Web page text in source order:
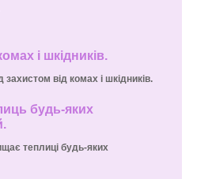
і шкідників.
від комах і шкідників.
будь-яких
теплиці будь-яких